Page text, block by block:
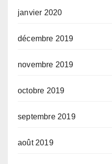
janvier 2020
décembre 2019
novembre 2019
octobre 2019
septembre 2019
août 2019